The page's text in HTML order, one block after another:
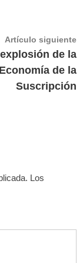
Artículo siguiente
de la
Economía de la
Suscripción
Los